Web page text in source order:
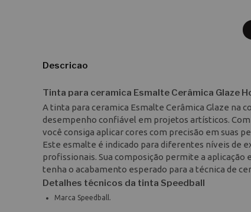
Descricao
Tinta para ceramica Esmalte Cerâmica Glaze
A tinta para ceramica Esmalte Cerâmica Glaze na
desempenho confiável em projetos artísticos.
você consiga aplicar cores com precisão em suas
Este esmalte é indicado para diferentes níveis de
profissionais. Sua composição permite a
tenha o acabamento esperado para a técnica de
Detalhes técnicos da tinta Speedball
Marca Speedball.